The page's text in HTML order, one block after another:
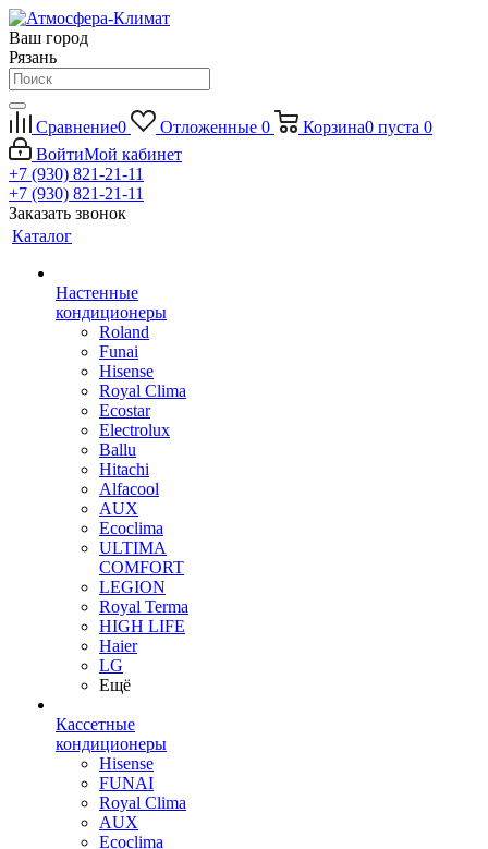
Ваш город
Рязань
Сравнение0 Отложенные 0 Корзина0 пуста 0
ВойтиМой кабинет
+7 (930) 821-21-11
+7 (930) 821-21-11
Заказать звонок
Каталог
Настенные
кондиционеры
Roland
Funai
Hisense
Royal Clima
Ecostar
Electrolux
Ballu
Hitachi
Alfacool
AUX
Ecoclima
ULTIMA
COMFORT
LEGION
Royal Terma
HIGH LIFE
Haier
LG
Ещё
Кассетные
кондиционеры
Hisense
FUNAI
Royal Clima
AUX
Ecoclima